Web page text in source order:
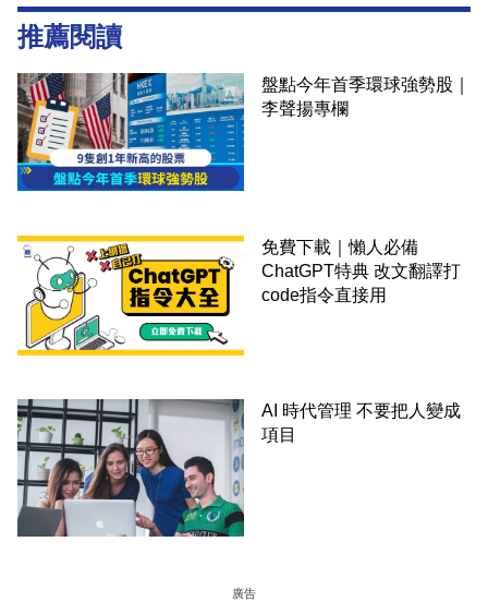
推薦閱讀
盤點今年首季環球強勢股｜
李聲揚專欄
免費下載｜懶人必備
ChatGPT特典 改文翻譯打
code指令直接用
AI 時代管理 不要把人變成
項目
廣告